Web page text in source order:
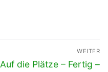
WEITER
Nächster
Auf die Plätze – Fertig –